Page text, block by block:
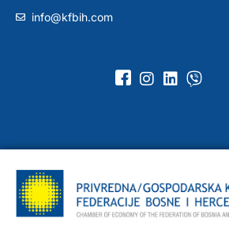
info@kfbih.com